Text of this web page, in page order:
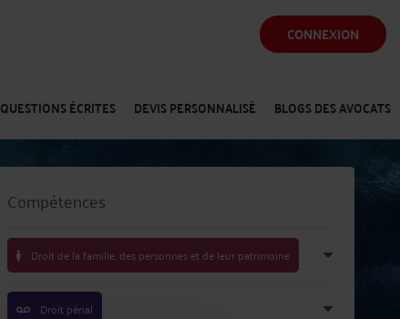
CONNEXION
QUESTIONS ÉCRITES DEVIS PERSONNALISÉ BLOGS DES AVOCATS
Compétences
Droit de la famille, des personnes et de leur patrimoine
Droit pénal